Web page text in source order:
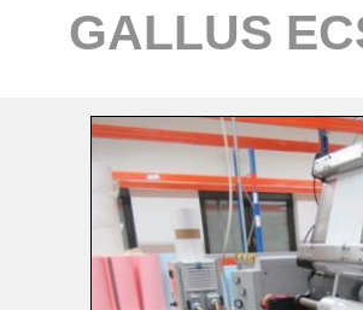
GALLUS